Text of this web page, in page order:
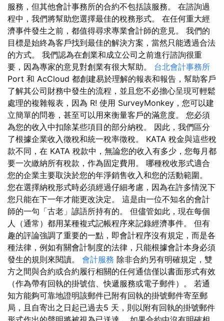
服務，但其他會計事務所的合約不包括該服務。 在諮詢過
程中，我們將幫助您選擇最佳的稅務形式。 在任何重大經
濟事件發生之前，都值得尋求專業會計師的意見。 我們的
目標是始終為客戶找到最佳的解決方案，當然只能透過合法
的方式。 我們認為在創業和成立公司之前進行諮詢很重
要，因為專家的意見對創業有很大幫助。 台北會計事務所
Port 和 AcCloud 都創建易於理解的報表和報告，幫助客戶
了解其公司財務中發生的流程，並且您不必擔心呈現可輕鬆
處理的複雜報表，因為 R! 使用 SurveyMonkey，您可以建
立簡單的問卷，甚至可以用來衡量客戶的滿意度。 您必須
為您的收入中扣除某些項目的部分納稅。 因此，我們區分
了根據企業收入徵稅和統一稅率徵稅。 KATA 稅金與這些稅
款不同，在 KATA 稅款中，無論您的收入有多少，您每月都
要一次繳納所有稅款，作為固定費用。 哪種稅收形式適合
您的企業主要取決於您的年淨銷售收入和您的活動範圍。
您在選擇納稅形式時必須經過仔細考慮，因為在許多情況下
您只能在下一年才能更改決定。 這是由一位不知名的會計
師的一句「古老」諺語所持有的。 但儘管如此，現在每個
人（通常）都用某種複式記帳程序來記錄經濟事件。 但有
趣的評論強調了重要的一點，即會計程序沒有規定，而是各
種法律，例如有關會計制度的法律，只能根據會計本身必須
發生的規則來閱讀。 會計服務 除非合約另有明確規定，雙
方之間與合約或合約履行相關的任何通信僅以書面形式有效
（作為帶有回執的掛號信、快遞服務或電子郵件）。 若通
知方能夠可靠地證明該郵件已附有回執的掛號郵件寄至郵
局，且自寄出之日起已過去5 天，則以附有回執的掛號郵件